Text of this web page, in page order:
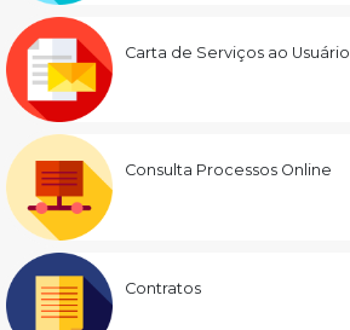
Carta de Serviços ao Usuário
Consulta Processos Online
Contratos